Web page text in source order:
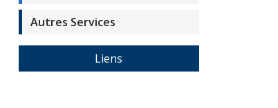
Autres Services
Liens